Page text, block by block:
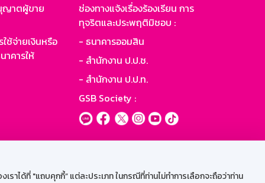
ได้ที่ "แถบคุกกี้” แต่ละประเภท ในกรณีที่ท่านไม่ทำการเลือกจะถือว่าท่าน
ญาตผู้ขาย
ช้จ่ายเงินหรือ
คารให้
ช่องทางแจ้งเรื่องร้องเรียน การ
ทุจริตและประพฤติมิชอบ :
- ธนาคารออมสิน
- สำนักงาน ป.ป.ช.
- สำนักงาน ป.ป.ท.
GSB Society :